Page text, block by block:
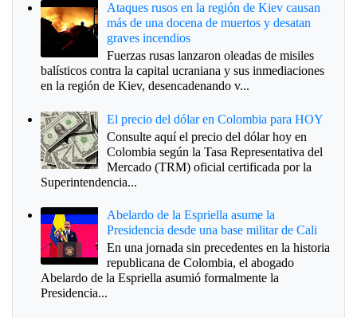
Ataques rusos en la región de Kiev causan
más de una docena de muertos y desatan
graves incendios
Fuerzas rusas lanzaron oleadas de misiles
balísticos contra la capital ucraniana y sus inmediaciones
en la región de Kiev, desencadenando v...
El precio del dólar en Colombia para HOY
Consulte aquí el precio del dólar hoy en
Colombia según la Tasa Representativa del
Mercado (TRM) oficial certificada por la
Superintendencia...
Abelardo de la Espriella asume la
Presidencia desde una base militar de Cali
En una jornada sin precedentes en la historia
republicana de Colombia, el abogado
Abelardo de la Espriella asumió formalmente la
Presidencia...